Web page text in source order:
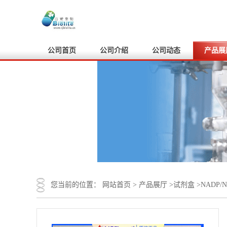
公司首页 公司介绍 公司动态 产品展
您当前的位置： 网站首页 > 产品展厅 >试剂盒 >NADP/